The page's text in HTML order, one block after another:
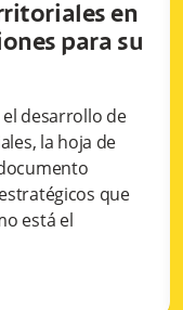
en
para su
desarrollo de
la hoja de
que
está el